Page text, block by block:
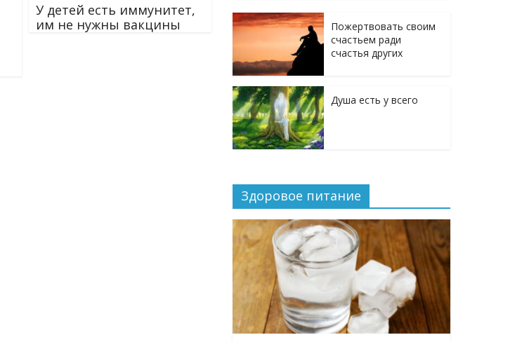
У детей есть иммунитет,
им не нужны вакцины
Пожертвовать своим
счастьем ради
счастья других
Душа есть у всего
Здоровое питание